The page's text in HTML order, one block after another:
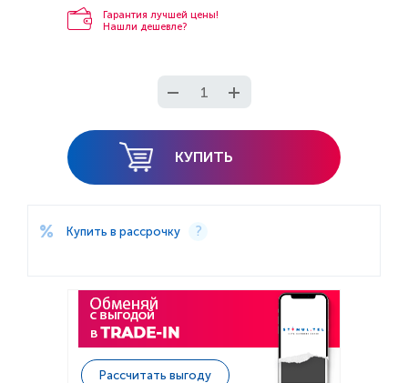
Гарантия лучшей цены!
Нашли дешевле?
КУПИТЬ
Купить в рассрочку
Рассчитать выгоду